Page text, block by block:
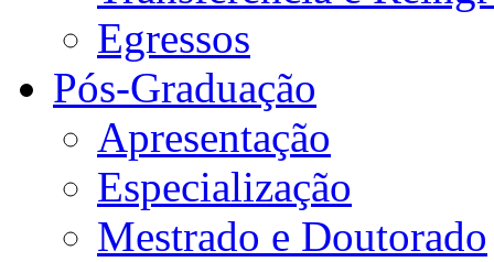
Egressos
Pós-Graduação
Apresentação
Especialização
Mestrado e Doutorado